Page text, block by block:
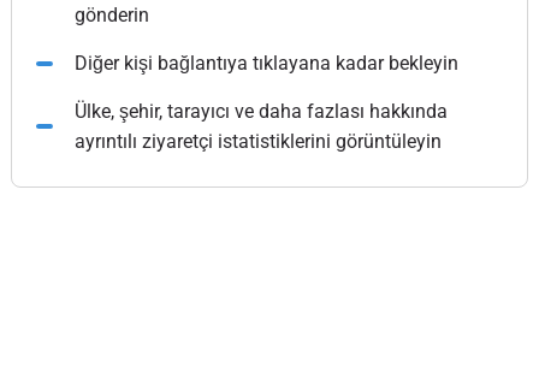
gönderin
Diğer kişi bağlantıya tıklayana kadar bekleyin
Ülke, şehir, tarayıcı ve daha fazlası hakkında
ayrıntılı ziyaretçi istatistiklerini görüntüleyin